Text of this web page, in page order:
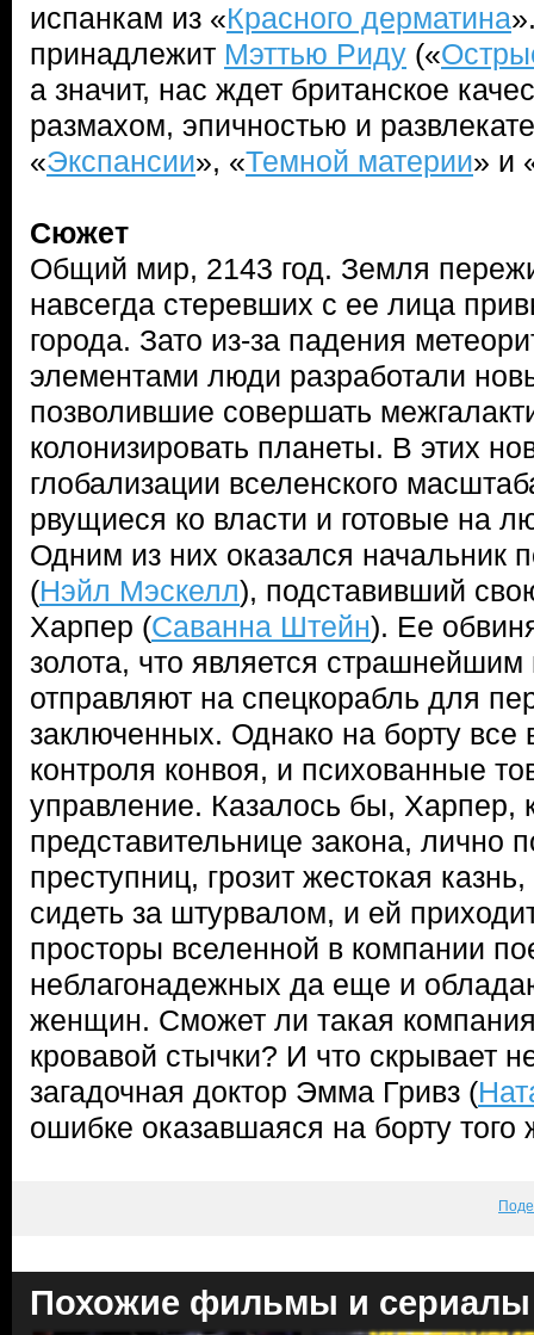
испанкам из «Красного дерматина
принадлежит Мэттью Риду («
а значит, нас ждет британское
размахом, эпичностью и
«Экспансии», «Темной материи» и
Сюжет
Общий мир, 2143 год. Земля
навсегда стеревших с ее лица
города. Зато из-за падения
элементами люди разработали
позволившие совершать
колонизировать планеты. В этих
глобализации вселенского
рвущиеся ко власти и готовые на
Одним из них оказался начальник
(Нэйл Мэскелл), подставивший
Харпер (Саванна Штейн). Ее
золота, что является
отправляют на спецкорабль для
заключенных. Однако на борту все
контроля конвоя, и психованные
управление. Казалось бы, Харпер,
представительнице закона, лично
преступниц, грозит жестокая
сидеть за штурвалом, и ей
просторы вселенной в компании
неблагонадежных да еще и
женщин. Сможет ли такая
кровавой стычки? И что скрывает
загадочная доктор Эмма Гривз (
ошибке оказавшаяся на борту того
Похожие фильмы и сериалы